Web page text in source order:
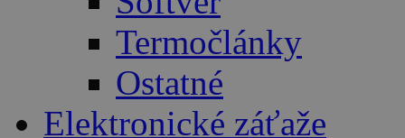
Termočlánky
Ostatné
Elektronické záťaže